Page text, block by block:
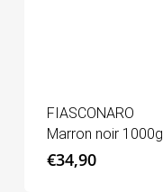
FIASCONARO
Marron noir 1000g
€34,90